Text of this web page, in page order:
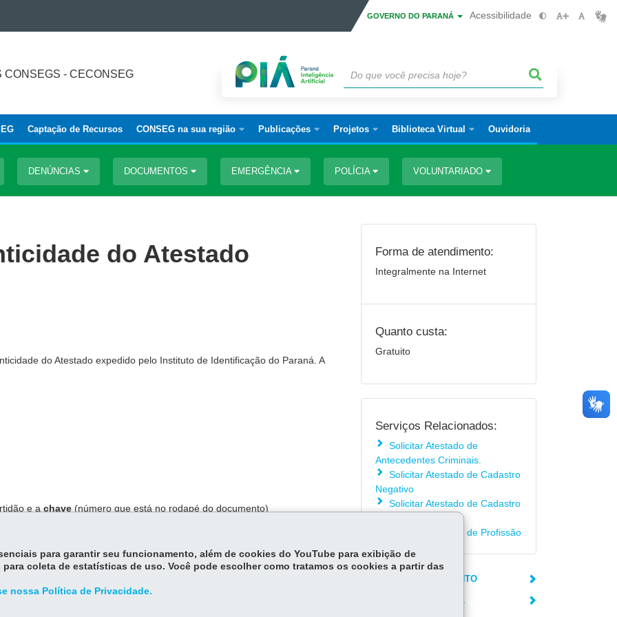
GOVERNO DO PARANÁ Acessibilidade
CONSEGS - CECONSEG
Captação de Recursos CONSEG na sua região Publicações Projetos Biblioteca Virtual Ouvidoria
DENÚNCIAS DOCUMENTOS EMERGÊNCIA POLÍCIA VOLUNTARIADO
do Atestado
do Atestado expedido pelo Instituto de Identificação do Paraná. A
e a chave (número que está no rodapé do documento)
Forma de atendimento:
Integralmente na Internet
Quanto custa:
Gratuito
Serviços Relacionados:
Solicitar Atestado de
Antecedentes Criminais.
Solicitar Atestado de Cadastro
Negativo
Solicitar Atestado de Cadastro
Solicitar Atestado de Profissão
LOCAIS DE ATENDIMENTO
ÓRGÃO RESPONSÁVEL
para garantir seu funcionamento, além de cookies do YouTube para exibição de
coleta de estatísticas de uso. Você pode escolher como tratamos os cookies a partir das
nossa Política de Privacidade.